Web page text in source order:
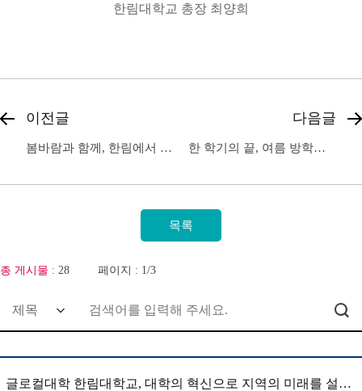
한림대학교 총장 최양희
이전글
봄바람과 함께, 한림에서 새롭게
다음글
한 학기의 끝, 여름 방학을 맞이하며
총 게시물 : 28 페이지 : 1/3
글로컬대학 한림대학교, 대학의 혁신으로 지역의 미래를 설계